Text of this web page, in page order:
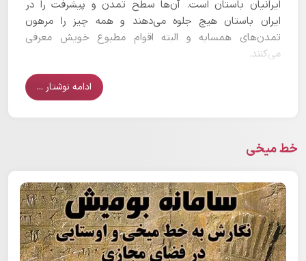
ایرانیان باستان است. آن‌ها سطح تمدن و پیشرفت را در
ایران باستان هیچ جلوه می‌دهند و همه چیز را مرهون
تمدن‌های همسایه و البته اقوام مطبوع خویش معرفی
می‌کنند.
ادامه نوشتار ...
خط میخی